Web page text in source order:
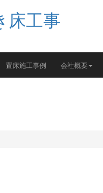
置床施工事例 会社概要